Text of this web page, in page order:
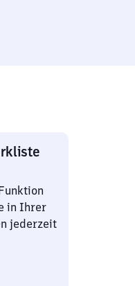
in Ihrer
jederzeit